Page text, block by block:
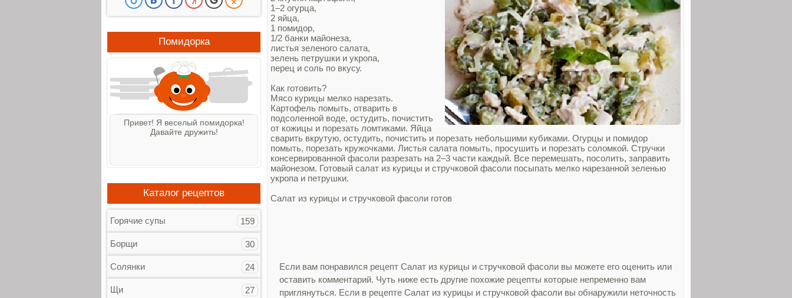
1–2 огурца,
2 яйца,
1 помидор,
1/2 банки майонеза,
листья зеленого салата,
зелень петрушки и укропа,
перец и соль по вкусу.
Как готовить?
Мясо курицы мелко нарезать.
Картофель помыть, отварить в
подсоленной воде, остудить, почистить
от кожицы и порезать ломтиками. Яйца
сварить вкрутую, остудить, почистить и порезать небольшими кубиками. Огурцы и помидор
помыть, порезать кружочками. Листья салата помыть, просушить и порезать соломкой. Стручки
консервированной фасоли разрезать на 2–3 части каждый. Все перемешать, посолить, заправить
майонезом. Готовый салат из курицы и стручковой фасоли посыпать мелко нарезанной зеленью
укропа и петрушки.
Салат из курицы и стручковой фасоли готов
Если вам понравился рецепт Салат из курицы и стручковой фасоли вы можете его оценить или
оставить комментарий. Чуть ниже есть другие похожие рецепты которые непременно вам
приглянуться. Если в рецепте Салат из курицы и стручковой фасоли вы обнаружили неточность
Помидорка
Привет! Я веселый помидорка!
Давайте дружить!
Каталог рецептов
Горячие супы 159
Борщи 30
Солянки 24
Щи 27